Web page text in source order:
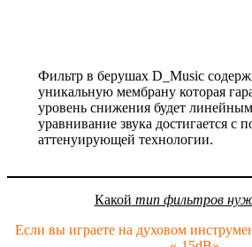
Фильтр в берушах D_Music
уникальную мембрану которая
уровень снижения будет
уравнивание звука достигается с
аттенуирующей технологии.
Какой тип фильтров
Если вы играете на духовом